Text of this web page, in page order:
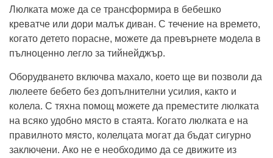
Люлката може да се трансформира в бебешко
креватче или дори малък диван. С течение на времето,
когато детето порасне, можете да превърнете модела в
пълноценно легло за тийнейджър.
Оборудването включва махало, което ще ви позволи да
люлеете бебето без допълнителни усилия, както и
колела. С тяхна помощ можете да преместите люлката
на всяко удобно място в стаята. Когато люлката е на
правилното място, колелцата могат да бъдат сигурно
заключени. Ако не е необходимо да се движите из